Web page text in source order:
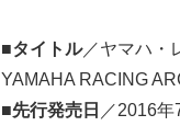
■タイトル／ヤマハ・
YAMAHA RACING
■先行発売日 ／2016年